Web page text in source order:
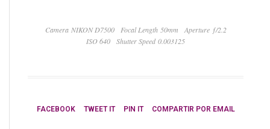
Camera NIKON D7500 Focal Length 50mm
Aperture ƒ/2.2
ISO 640
Shutter Speed 0.003125
FACEBOOK TWEET IT PIN IT COMPARTIR POR EMAIL